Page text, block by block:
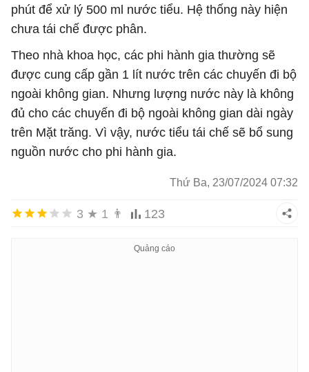
phút để xử lý 500 ml nước tiểu. Hệ thống này hiện
chưa tái chế được phân.
Theo nhà khoa học, các phi hành gia thường sẽ
được cung cấp gần 1 lít nước trên các chuyến đi bộ
ngoài không gian. Nhưng lượng nước này là không
đủ cho các chuyến đi bộ ngoài không gian dài ngày
trên Mặt trăng. Vì vậy, nước tiểu tái chế sẽ bổ sung
nguồn nước cho phi hành gia.
Thứ Ba, 23/07/2024 07:32
3 ★ 1 👨 123